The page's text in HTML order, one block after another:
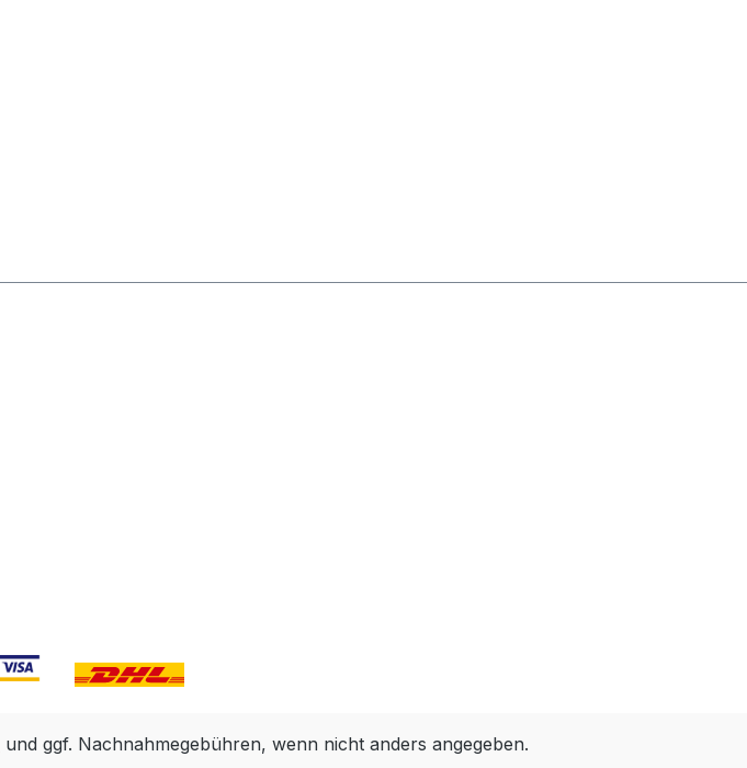
und ggf. Nachnahmegebühren, wenn nicht anders angegeben.